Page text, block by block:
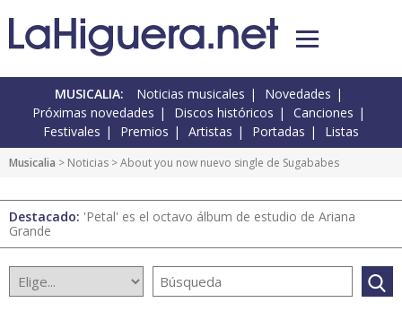
MUSICALIA: Noticias musicales
Novedades
Próximas novedades
Discos históricos
Canciones
Festivales
Premios Artistas Portadas Listas
Musicalia > Noticias > About you now nuevo single de Sugababes
Destacado: 'Petal' es el octavo álbum de estudio de Ariana
Grande